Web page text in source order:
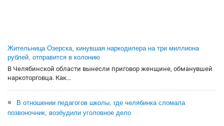
Жительница Озерска, кинувшая наркодилера на три миллиона
рублей, отправится в колонию
В Челябинской области вынесли приговор женщине, обманувшей
наркоторговца. Как...
В отношении педагогов школы, где челябинка сломала
позвоночник, возбудили уголовное дело